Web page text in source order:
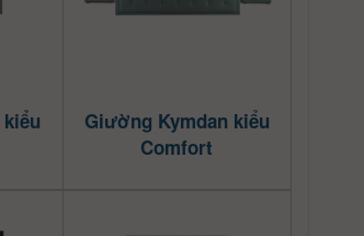
Giường Kymdan kiểu
Comfort